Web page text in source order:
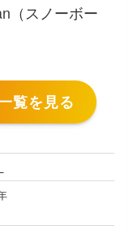
（スノーボー
覧を見る